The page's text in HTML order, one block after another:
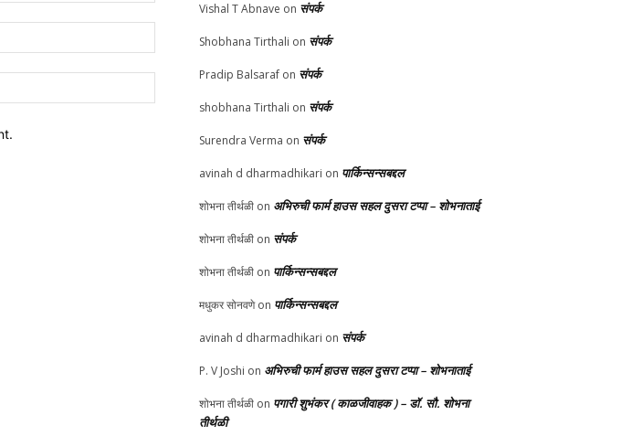
Website:
Vishal T Abnave on संपर्क
Shobhana Tirthali on संपर्क
Pradip Balsaraf on संपर्क
shobhana Tirthali on संपर्क
Surendra Verma on संपर्क
avinah d dharmadhikari on पार्किन्सन्सबद्दल
शोभना तीर्थळी on अभिरुची फार्म हाउस सहल दुसरा टप्पा – शोभनाताई
शोभना तीर्थळी on संपर्क
शोभना तीर्थळी on पार्किन्सन्सबद्दल
मधुकर सोनवणेon पार्किन्सन्सबद्दल
avinah d dharmadhikari on संपर्क
P. V Joshi on अभिरुची फार्म हाउस सहल दुसरा टप्पा – शोभनाताई
शोभना तीर्थळी on पगारी शुभंकर ( काळजीवाहक ) – डॉ. सौ. शोभना
तीर्थळी